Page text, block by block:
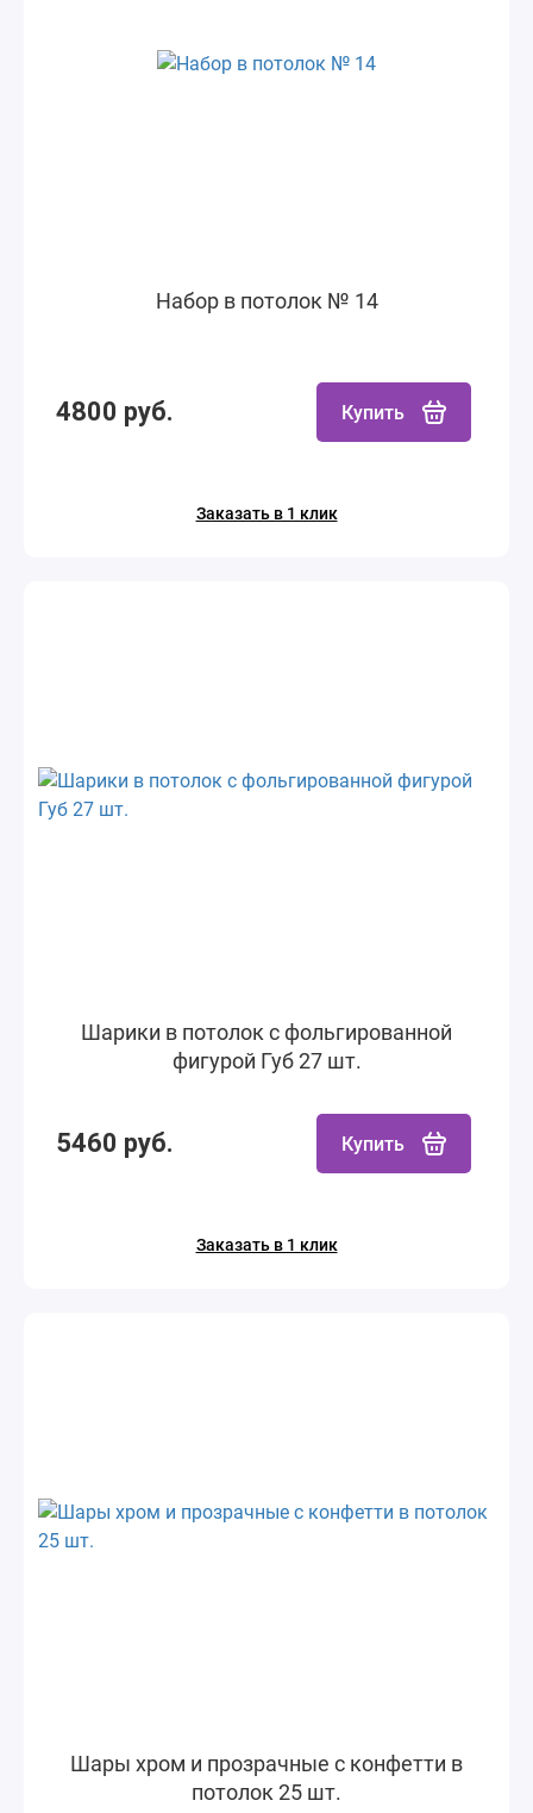
Набор в потолок № 14
4800 руб. Купить
Заказать в 1 клик
Шарики в потолок с фольгированной
фигурой Губ 27 шт.
5460 руб. Купить
Заказать в 1 клик
Шары хром и прозрачные с конфетти в
потолок 25 шт.